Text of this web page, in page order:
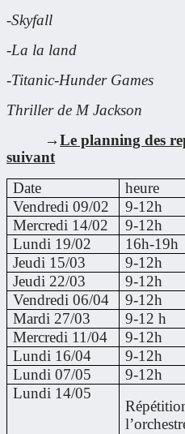
-Skyfall
-La la land
-Titanic-Hunder Games
Thriller de M Jackson
→Le planning des
suivant
Date
heure
Vendredi 09/02
9-12h
Mercredi 14/02
9-12h
Lundi 19/02
16h-19h
Jeudi 15/03
9-12h
Jeudi 22/03
9-12h
Vendredi 06/04
9-12h
Mardi 27/03
9-12 h
Mercredi 11/04
9-12h
Lundi 16/04
9-12h
Lundi 07/05
9-12h
Lundi 14/05